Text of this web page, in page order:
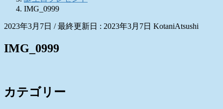
IMG_0999
2023年3月7日 / 最終更新日 : 2023年3月7日 KotaniAtsushi
IMG_0999
カテゴリー